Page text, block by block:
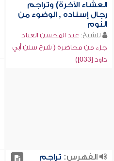
العشاء الآخرة) وتراجم
رجال إسناده , الوضوء من
النوم
للشيخ: عبد المحسن العباد
جزء من محاضرة ( شرح سنن أبي
داود [033])
الفهرس: تراجم